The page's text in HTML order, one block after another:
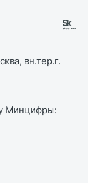
вн.тер.г.
Минцифры: